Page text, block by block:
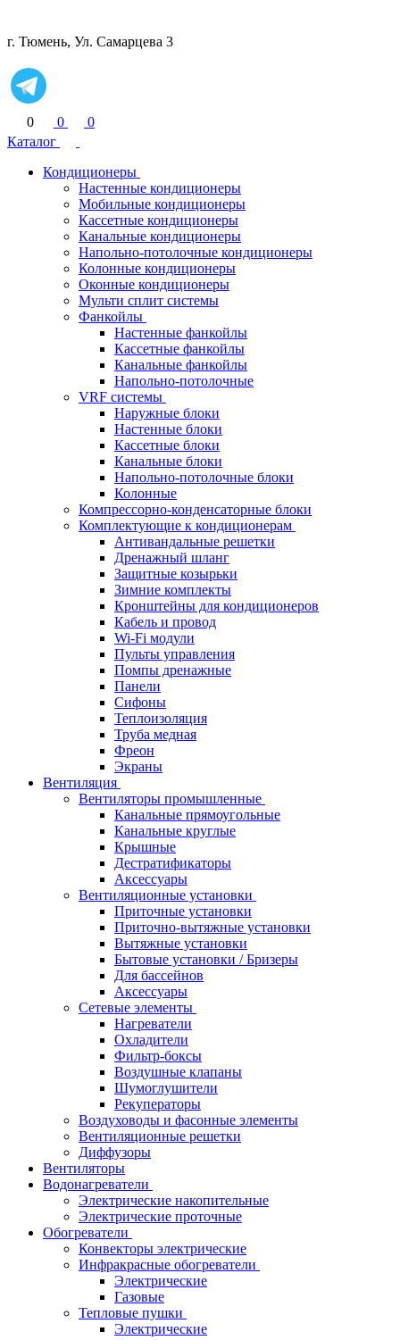
г. Тюмень, Ул. Самарцева 3
0 0
0
Каталог
Кондиционеры
Настенные кондиционеры
Мобильные кондиционеры
Кассетные кондиционеры
Канальные кондиционеры
Напольно-потолочные кондиционеры
Колонные кондиционеры
Оконные кондиционеры
Мульти сплит системы
Фанкойлы
Настенные фанкойлы
Кассетные фанкойлы
Канальные фанкойлы
Напольно-потолочные
VRF системы
Наружные блоки
Настенные блоки
Кассетные блоки
Канальные блоки
Напольно-потолочные блоки
Колонные
Компрессорно-конденсаторные блоки
Комплектующие к кондиционерам
Антивандальные решетки
Дренажный шланг
Защитные козырьки
Зимние комплекты
Кронштейны для кондиционеров
Кабель и провод
Wi-Fi модули
Пульты управления
Помпы дренажные
Панели
Сифоны
Теплоизоляция
Труба медная
Фреон
Экраны
Вентиляция
Вентиляторы промышленные
Канальные прямоугольные
Канальные круглые
Крышные
Дестратификаторы
Аксессуары
Вентиляционные установки
Приточные установки
Приточно-вытяжные установки
Вытяжные установки
Бытовые установки / Бризеры
Для бассейнов
Аксессуары
Сетевые элементы
Нагреватели
Охладители
Фильтр-боксы
Воздушные клапаны
Шумоглушители
Рекуператоры
Воздуховоды и фасонные элементы
Вентиляционные решетки
Диффузоры
Вентиляторы
Водонагреватели
Электрические накопительные
Электрические проточные
Обогреватели
Конвекторы электрические
Инфракрасные обогреватели
Электрические
Газовые
Тепловые пушки
Электрические